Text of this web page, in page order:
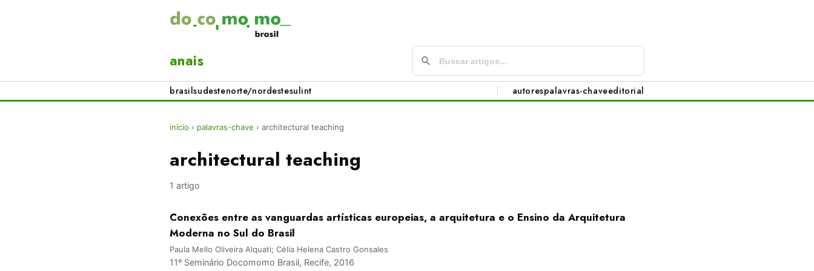
anais
brasilsudestenorte/nordestesulint autorespalavras-chaveeditorial
início › palavras-chave › architectural teaching
architectural teaching
1 artigo
Conexões entre as vanguardas artísticas europeias, a arquitetura e o Ensino da Arquitetura
Moderna no Sul do Brasil
Paula Mello Oliveira Alquati; Célia Helena Castro Gonsales
11º Seminário Docomomo Brasil, Recife, 2016